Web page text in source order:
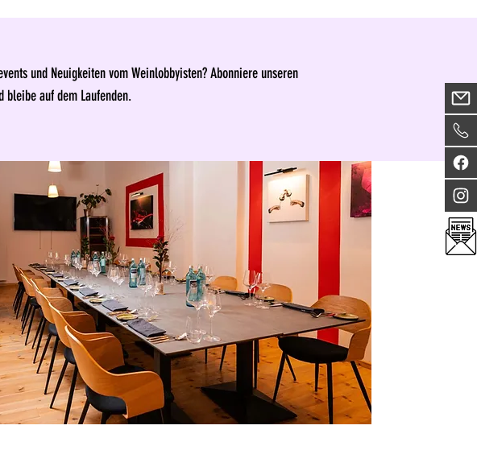
und Neuigkeiten vom Weinlobbyisten? Abonniere unseren
bleibe auf dem Laufenden.